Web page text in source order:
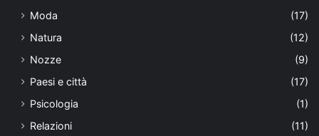
Moda
(17)
Natura
(12)
Nozze
(9)
Paesi e città
(17)
Psicologia
(1)
Relazioni
(11)